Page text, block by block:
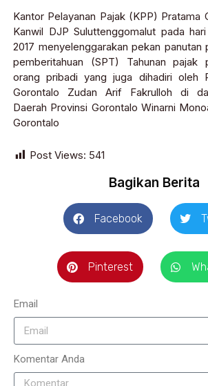
Kantor Pelayanan Pajak (KPP) Pratama
Kanwil DJP Suluttenggomalut pada
2017 menyelenggarakan pekan panutan
pemberitahuan (SPT) Tahunan pajak
orang pribadi yang juga dihadiri oleh
Gorontalo Zudan Arif Fakrulloh di
Daerah Provinsi Gorontalo Winarni
Gorontalo
Post Views: 541
Bagikan Berita
Facebook
Pinterest
Email
Komentar Anda